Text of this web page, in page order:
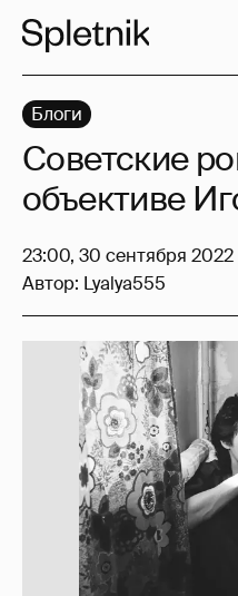
Блоги
Советские
объективе
23:00, 30 сентября 2022
Автор: Lyalya555